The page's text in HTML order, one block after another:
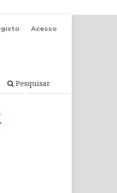
Pesquisar
Acesso